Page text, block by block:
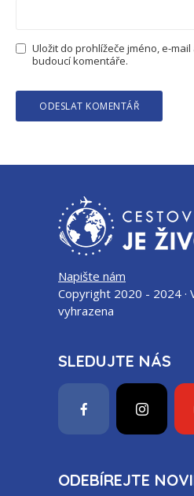
Uložit do prohlížeče jméno, e-
budoucí komentáře.
Napište nám
Copyright 2020 - 2024 ·
vyhrazena
SLEDUJTE NÁS
ODEBÍREJTE